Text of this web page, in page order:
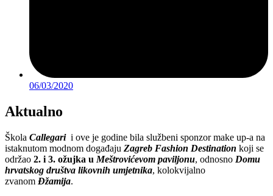
06/03/2020
Aktualno
Škola Callegari i ove je godine bila službeni sponzor make up-a na
istaknutom modnom događaju Zagreb Fashion Destination koji se
održao 2. i 3. ožujka u Meštrovićevom paviljonu, odnosno Domu
hrvatskog društva likovnih umjetnika​, kolokvijalno
zvanom Đžamija.